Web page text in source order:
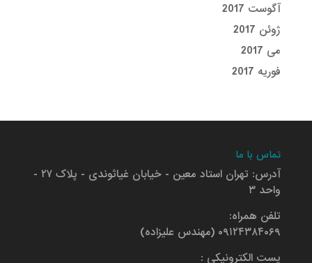
آگوست 2017
ژوئن 2017
می 2017
فوریه 2017
تماس با ما
آدرس: تهران استاد معین - خیابان غیاثوندی - پلاک ۲۷ -
واحد ۳
تلفن همراه:
۰۹۱۲۴۳۸۴۰۶۹ (مهندس علیزاده)
پست الکترونیکی :